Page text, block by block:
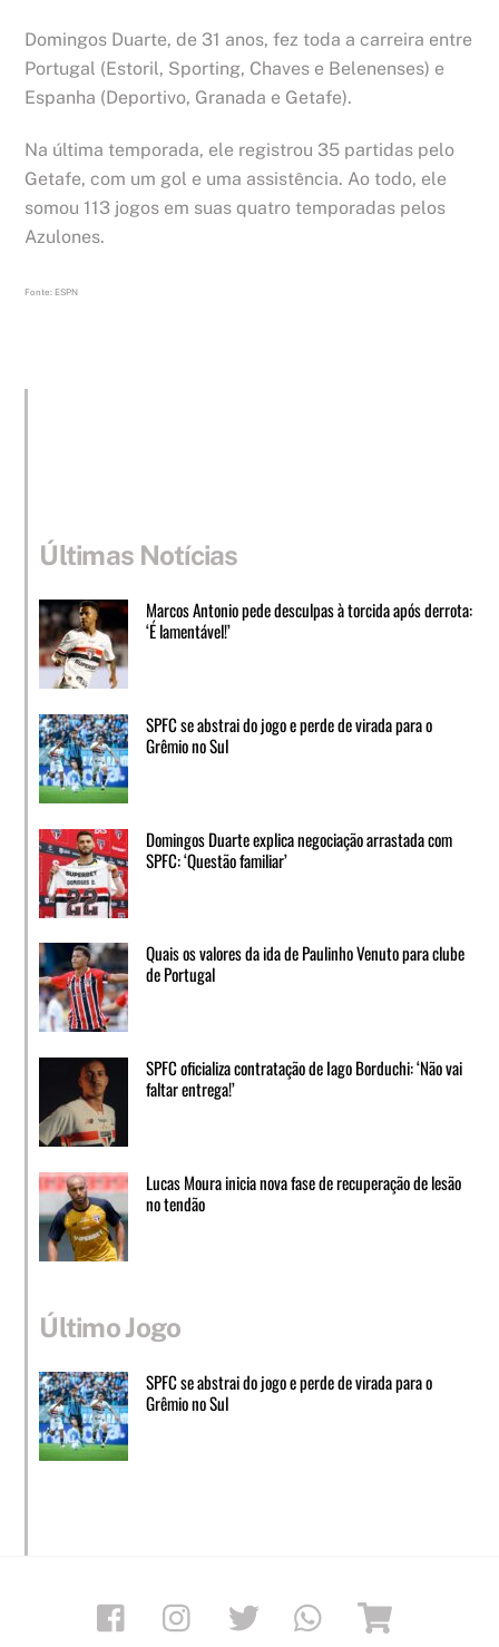
Domingos Duarte, de 31 anos, fez toda a carreira entre
Portugal (Estoril, Sporting, Chaves e Belenenses) e
Espanha (Deportivo, Granada e Getafe).
Na última temporada, ele registrou 35 partidas pelo
Getafe, com um gol e uma assistência. Ao todo, ele
somou 113 jogos em suas quatro temporadas pelos
Azulones.
Fonte: ESPN
Últimas Notícias
Marcos Antonio pede desculpas à torcida após derrota:
‘É lamentável!’
SPFC se abstrai do jogo e perde de virada para o
Grêmio no Sul
Domingos Duarte explica negociação arrastada com
SPFC: ‘Questão familiar’
Quais os valores da ida de Paulinho Venuto para clube
de Portugal
SPFC oficializa contratação de Iago Borduchi: ‘Não vai
faltar entrega!’
Lucas Moura inicia nova fase de recuperação de lesão
no tendão
Último Jogo
SPFC se abstrai do jogo e perde de virada para o
Grêmio no Sul
Facebook Instagram Twitter Whatsapp